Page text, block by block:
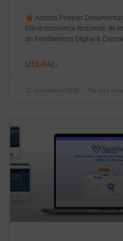
Acceso Privado
Clave incorrecta Resumen de
de Rendimiento Digital &
LEER MÁS »
22 diciembre, 2025 No hay